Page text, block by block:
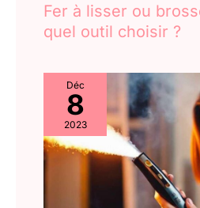
Fer à lisser ou
quel outil choisir ?
Déc
8
2023